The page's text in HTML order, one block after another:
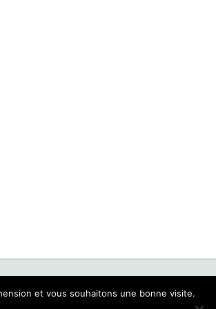
et vous souhaitons une bonne visite.